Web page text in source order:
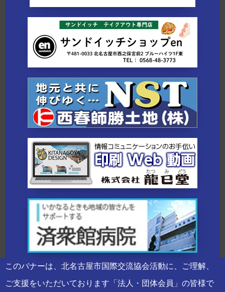
このバナーは、北名古屋市国際交流協会活動に、ご理解、
ご支援をいただいております「法人・団体会員」の皆様で